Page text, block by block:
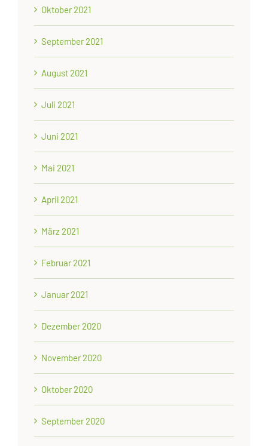
Oktober 2021
September 2021
August 2021
Juli 2021
Juni 2021
Mai 2021
April 2021
März 2021
Februar 2021
Januar 2021
Dezember 2020
November 2020
Oktober 2020
September 2020